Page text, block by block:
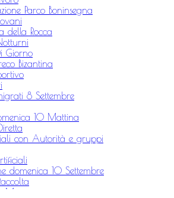
Parco Boninsegna
della Rocca
Giorno
Bizantina
8 Settembre
10 Mattina
con Autorità e gruppi
domenica 10 Settembre